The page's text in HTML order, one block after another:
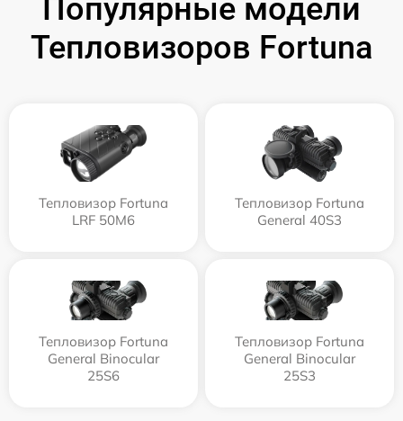
Популярные модели
Тепловизоров Fortuna
Тепловизор Fortuna
LRF 50M6
Тепловизор Fortuna
General 40S3
Тепловизор Fortuna
General Binocular
25S6
Тепловизор Fortuna
General Binocular
25S3